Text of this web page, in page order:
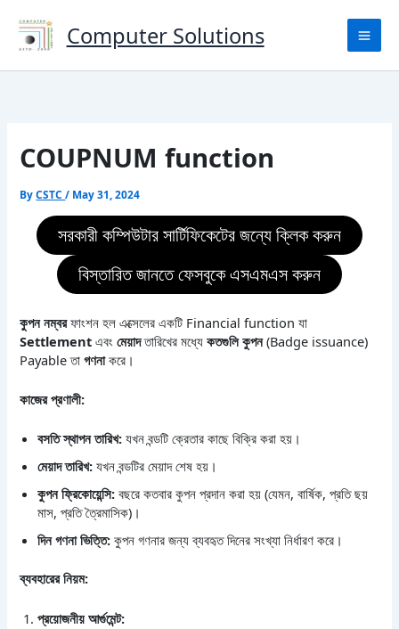
content
Computer Solutions
COUPNUM function
ByCSTC/ May 31, 2024
সরকারী কম্পিউটার সার্টিফিকেটের জন্যে ক্লিক করুন
বিস্তারিত জানতে ফেসবুকে এসএমএস করুন
কুপন নম্বরফাংশন হল এক্সেলের একটি Financial function যা
Settlementএবংমেয়াদতারিখের মধ্যেকতগুলি কুপন(Badge issuance)
Payable তাগণনাকরে।
কাজের প্রণালী:
বসতি স্থাপন তারিখ: যখন বন্ডটি ক্রেতার কাছে বিক্রি করা হয়।
মেয়াদ তারিখ: যখন বন্ডটির মেয়াদ শেষ হয়।
কুপন ফ্রিকোয়েন্সি: বছরে কতবার কুপন প্রদান করা হয় (যেমন, বার্ষিক, প্রতি ছয়
মাস, প্রতি ত্রৈমাসিক)।
দিন গণনা ভিত্তি: কুপন গণনার জন্য ব্যবহৃত দিনের সংখ্যা নির্ধারণ করে।
ব্যবহারের নিয়ম:
প্রয়োজনীয় আর্গুমেন্ট: